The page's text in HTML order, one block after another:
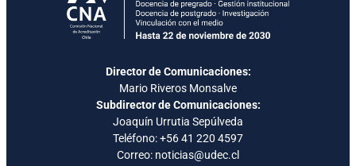
Director de Comunicaciones:
Mario Riveros Monsalve
Subdirector de Comunicaciones:
Joaquín Urrutia Sepúlveda
Teléfono:+56 41 220 4597
Correo: noticias@udec.cl